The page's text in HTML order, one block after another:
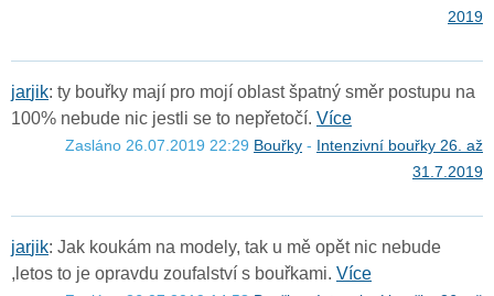
2019
jarjik: ty bouřky mají pro mojí oblast špatný směr postupu na
100% nebude nic jestli se to nepřetočí. Více
Zasláno 26.07.2019 22:29 Bouřky - Intenzivní bouřky 26. až
31.7.2019
jarjik: Jak koukám na modely, tak u mě opět nic nebude
,letos to je opravdu zoufalství s bouřkami. Více